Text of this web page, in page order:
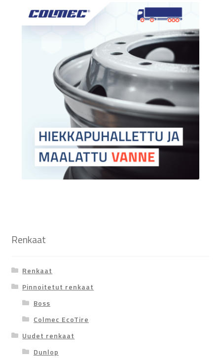
Renkaat
Renkaat
Pinnoitetut renkaat
Boss
Colmec EcoTire
Uudet renkaat
Dunlop